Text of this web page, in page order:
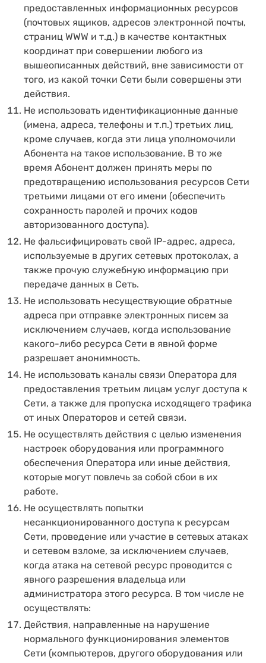
предоставленных информационных ресурсов
(почтовых ящиков, адресов электронной почты,
страниц WWW и т.д.) в качестве контактных
координат при совершении любого из
вышеописанных действий, вне зависимости от
того, из какой точки Сети были совершены эти
действия.
Не использовать идентификационные данные
(имена, адреса, телефоны и т.п.) третьих лиц,
кроме случаев, когда эти лица уполномочили
Абонента на такое использование. В то же
время Абонент должен принять меры по
предотвращению использования ресурсов Сети
третьими лицами от его имени (обеспечить
сохранность паролей и прочих кодов
авторизованного доступа).
Не фальсифицировать свой IP-адрес, адреса,
используемые в других сетевых протоколах, а
также прочую служебную информацию при
передаче данных в Сеть.
Не использовать несуществующие обратные
адреса при отправке электронных писем за
исключением случаев, когда использование
какого-либо ресурса Сети в явной форме
разрешает анонимность.
Не использовать каналы связи Оператора для
предоставления третьим лицам услуг доступа к
Сети, а также для пропуска исходящего трафика
от иных Операторов и сетей связи.
Не осуществлять действия с целью изменения
настроек оборудования или программного
обеспечения Оператора или иные действия,
которые могут повлечь за собой сбои в их
работе.
Не осуществлять попытки
несанкционированного доступа к ресурсам
Сети, проведение или участие в сетевых атаках
и сетевом взломе, за исключением случаев,
когда атака на сетевой ресурс проводится с
явного разрешения владельца или
администратора этого ресурса. В том числе не
осуществлять:
Действия, направленные на нарушение
нормального функционирования элементов
Сети (компьютеров, другого оборудования или